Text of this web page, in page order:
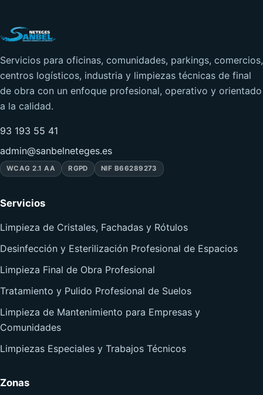
Servicios para oficinas, comunidades, parkings, comercios,
centros logísticos, industria y limpiezas técnicas de final
de obra con un enfoque profesional, operativo y orientado
a la calidad.
93 193 55 41
admin@sanbelneteges.es
WCAG 2.1 AA RGPD NIF B66289273
Servicios
Limpieza de Cristales, Fachadas y Rótulos
Desinfección y Esterilización Profesional de Espacios
Limpieza Final de Obra Profesional
Tratamiento y Pulido Profesional de Suelos
Limpieza de Mantenimiento para Empresas y
Comunidades
Limpiezas Especiales y Trabajos Técnicos
Zonas